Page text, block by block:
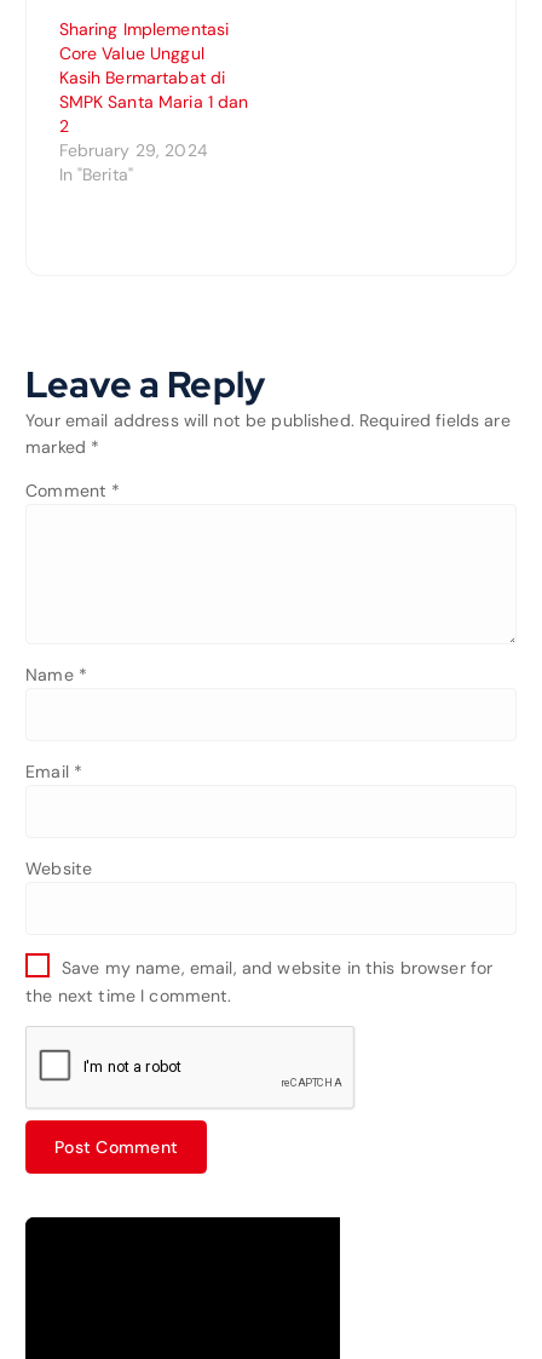
Sharing Implementasi
Core Value Unggul
Kasih Bermartabat di
SMPK Santa Maria 1 dan
2
February 29, 2024
In "Berita"
Leave a Reply
Your email address will not be published. Required fields are
marked *
Comment *
Name *
Email *
Website
Save my name, email, and website in this browser for
the next time I comment.